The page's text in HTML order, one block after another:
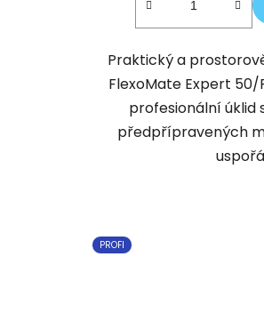
Praktický a
FlexoMate Expert
profesionální úklid
předpřípravených
PROFI